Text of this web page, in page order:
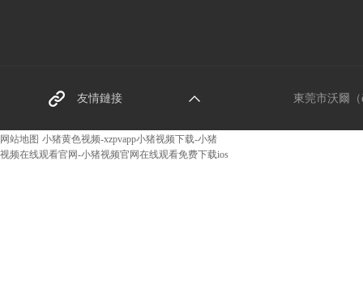
友情鏈接
東莞螺（luó）絲廠（chǎn
阿裏巴巴網址
東莞市沃爾
网站地图 小猪黄色视频-xzpvapp小猪视频下载-小猪
视频在线观看官网-小猪视频官网在线观看免费下载ios